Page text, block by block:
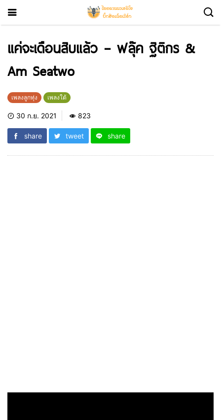
แค่จะเดือนสิบแล้ว – ฟลุ๊ค ฐิติกร &
Am Seatwo
เพลงลูกทุ่ง เพลงใต้
30 ก.ย. 2021 823
share tweet share